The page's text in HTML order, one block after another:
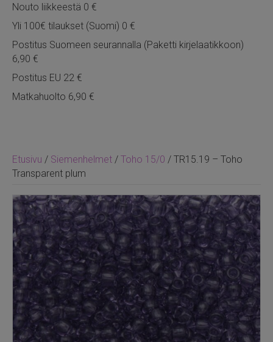
Etusivu / Siemenhelmet / Toho 15/0 / TR15.19 – Toho
Transparent plum
Nouto liikkeestä 0 €
Yli 100€ tilaukset (Suomi) 0 €
Postitus Suomeen seurannalla (Paketti kirjelaatikkoon)
6,90 €
Postitus EU 22 €
Matkahuolto 6,90 €